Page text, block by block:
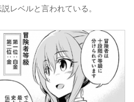
レベルと言われている。